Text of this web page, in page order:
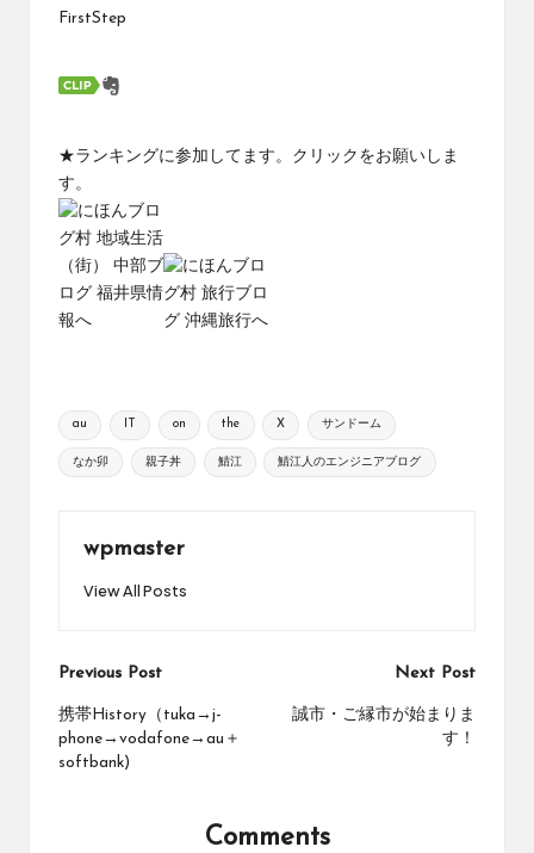
FirstStep
★ランキングに参加してます。クリックをお願いしま
す。
Tags:
au IT on the X サンドーム
なか卯 親子丼 鯖江 鯖江人のエンジニアブログ
wpmaster
View All Posts
Post
navigation
Previous Post
携帯History（tuka→j-
phone→vodafone→au＋
softbank)
Next Post
誠市・ご縁市が始まりま
す！
Comments